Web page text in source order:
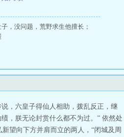
，没问题，荒野求生他擅长；
，六皇子得仙人相助，拨乱反正，继
，朕无论封赏什么都不为过。” 依然处
望向下方并肩而立的两人，“闭城及周